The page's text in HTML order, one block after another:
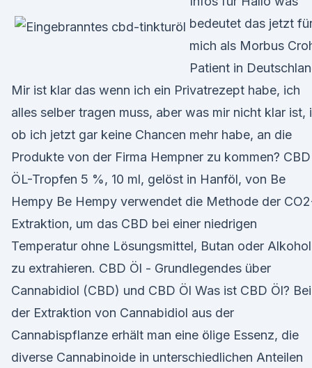
bedeutet das jetzt
mich als Morbus
Patient in
Mir ist klar das wenn ich ein Privatrezept habe, ich
alles selber tragen muss, aber was mir nicht klar ist,
ob ich jetzt gar keine Chancen mehr habe, an die
Produkte von der Firma Hempner zu kommen? CBD
ÖL-Tropfen 5 %, 10 ml, gelöst in Hanföl, von Be
Hempy Be Hempy verwendet die Methode der
Extraktion, um das CBD bei einer niedrigen
Temperatur ohne Lösungsmittel, Butan oder Alkohol
zu extrahieren. CBD Öl - Grundlegendes über
Cannabidiol (CBD) und CBD Öl Was ist CBD Öl? Bei
der Extraktion von Cannabidiol aus der
Cannabispflanze erhält man eine ölige Essenz, die
diverse Cannabinoide in unterschiedlichen Anteilen